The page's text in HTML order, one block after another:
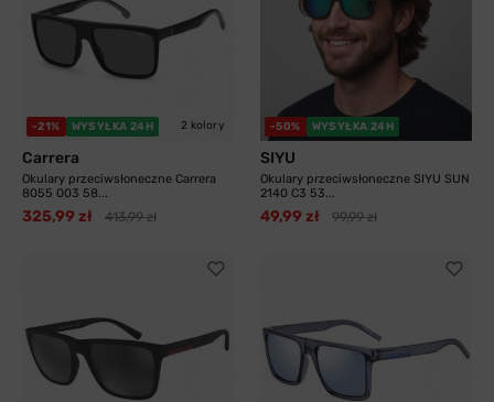
-21% WYSYŁKA 24H 2 kolory
Carrera
Okulary przeciwsłoneczne Carrera
8055 003 58...
325,99 zł 413,99 zł
-50% WYSYŁKA 24H
SIYU
Okulary przeciwsłoneczne SIYU SUN
2140 C3 53...
49,99 zł 99,99 zł